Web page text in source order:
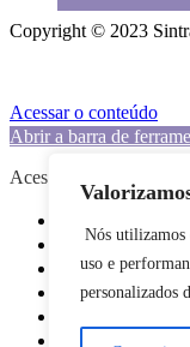
Nós utilizamos
uso e
personalizados
Copyright © 2023
Acessar o conteúdo
Abrir a barra de
Acessibilidade
Aumentar
Diminuir texto
Escala de cinza
Alto contraste
Contraste